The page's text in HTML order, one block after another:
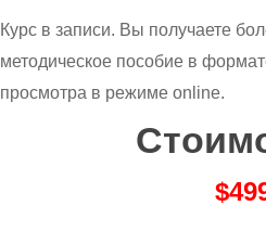
Курс в записи. Вы получаете
методическое пособие в
просмотра в режиме online.
$